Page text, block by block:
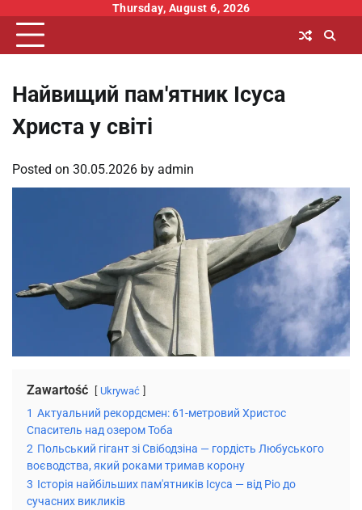
content
Thursday, August 6, 2026
Найвищий пам'ятник Ісуса
Христа у світі
Posted on 30.05.2026 by admin
Zawartość Ukrywać
1 Актуальний рекордсмен: 61-метровий Христос
Спаситель над озером Тоба
2 Польський гігант зі Свібодзіна — гордість Любуського
воєводства, який роками тримав корону
3 Історія найбільших пам'ятників Ісуса — від Ріо до
сучасних викликів